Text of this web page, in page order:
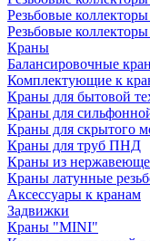
Резьбовые
Резьбовые
Краны
Балансировочные
Комплектующие к
Краны для бытовой
Краны для
Краны для скрытого
Краны для труб ПНД
Краны из
Краны латунные
Аксессуары к кранам
Задвижки
Краны "MINI"